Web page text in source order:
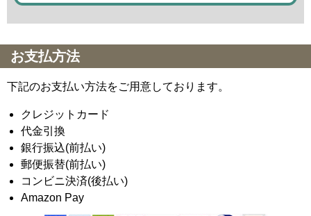
お支払方法
下記のお支払い方法をご用意しております。
クレジットカード
代金引換
銀行振込(前払い)
郵便振替(前払い)
コンビニ決済(後払い)
Amazon Pay